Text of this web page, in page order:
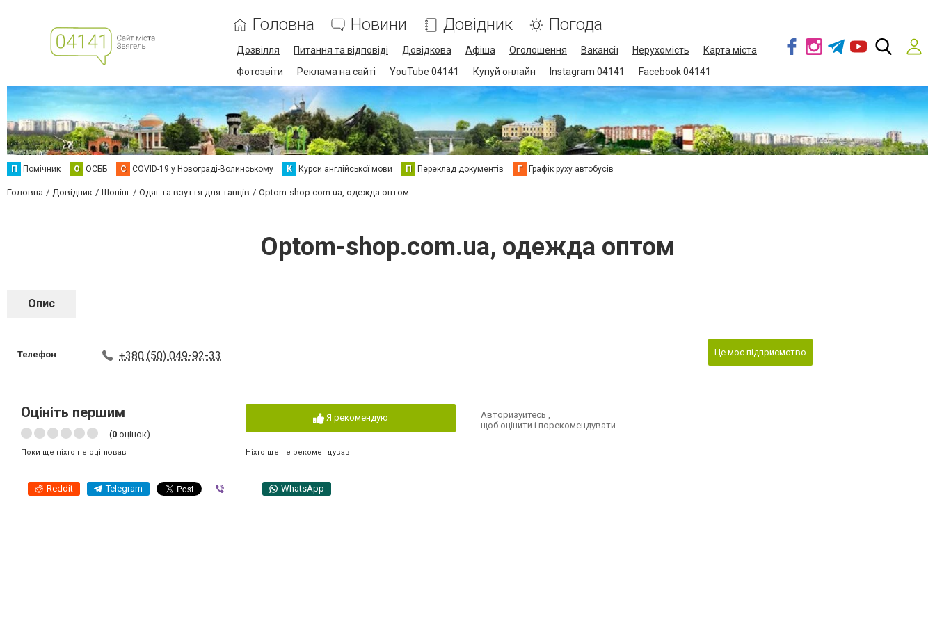
Головна Новини Довідник Погода
Дозвілля Питання та відповіді Довідкова Афіша Оголошення Вакансії Нерухомість
Карта міста
Фотозвіти
Реклама на сайті YouTube 04141 Купуй онлайн Instagram 04141 Facebook 04141
П Помічник О ОСББ C COVID-19 у Новограді-Волинському К Курси англійської мови П Переклад документів Г Графік руху автобусів
Головна Довідник Шопінг Одяг та взуття для танців Optom-shop.com.ua, одежда оптом
Optom-shop.com.ua, одежда оптом
Опис
Телефон +380 (50) 049-92-33
Оцініть першим
(0 оцінок)
Поки ще ніхто не оцінював
Я рекомендую
Ніхто ще не рекомендував
Авторизуйтесь,
щоб оцінити і порекомендувати
Reddit Telegram WhatsApp
Це моє підприємство